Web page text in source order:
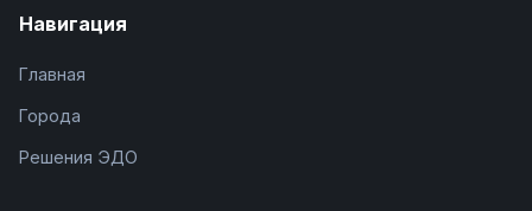
Навигация
Главная
Города
Решения ЭДО